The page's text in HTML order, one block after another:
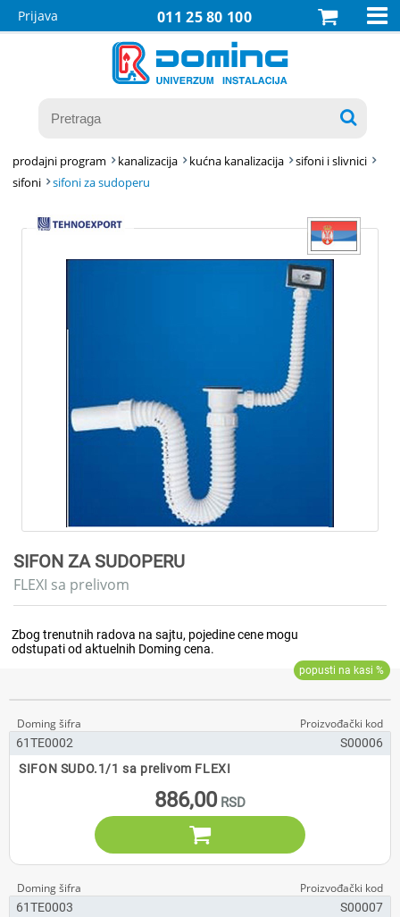
011 25 80 100
Prijava 

prodajni program kanalizacija kućna kanalizacija
sifoni i slivnici
sifoni
sifoni za sudoperu
SIFON ZA SUDOPERU
FLEXI sa prelivom
61TE0002
S00006
SIFON SUDO.1/1 sa prelivom FLEXI
886,00

61TE0003
S00007